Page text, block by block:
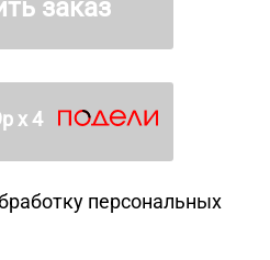
заказ
р х 4
персональных